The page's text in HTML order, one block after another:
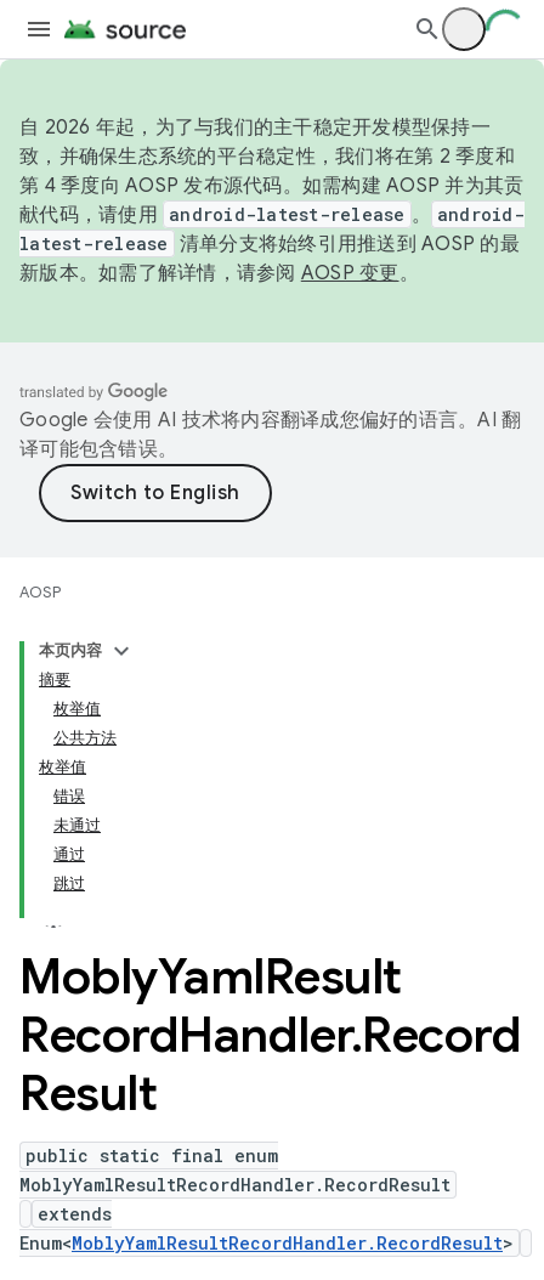
自 2026 年起，为了与我们的主干稳定开发模型保持一
致，并确保生态系统的平台稳定性，我们将在第 2 季度和
第 4 季度向 AOSP 发布源代码。如需构建 AOSP 并为其贡
献代码，请使用 android-latest-release 。
android-
latest-release 清单分支将始终引用推送到 AOSP 的最
新版本。如需了解详情，请参阅 AOSP 变更。
Google 会使用 AI 技术将内容翻译成您偏好的语言。AI 翻
译可能包含错误。
AOSP
本页内容
摘要
枚举值
公共方法
枚举值
错误
未通过
通过
跳过
MoblyYamlResult
RecordHandler.Record
Result
public static final enum
MoblyYamlResultRecordHandler.RecordResult
extends
Enum<MoblyYamlResultRecordHandler.RecordResult>